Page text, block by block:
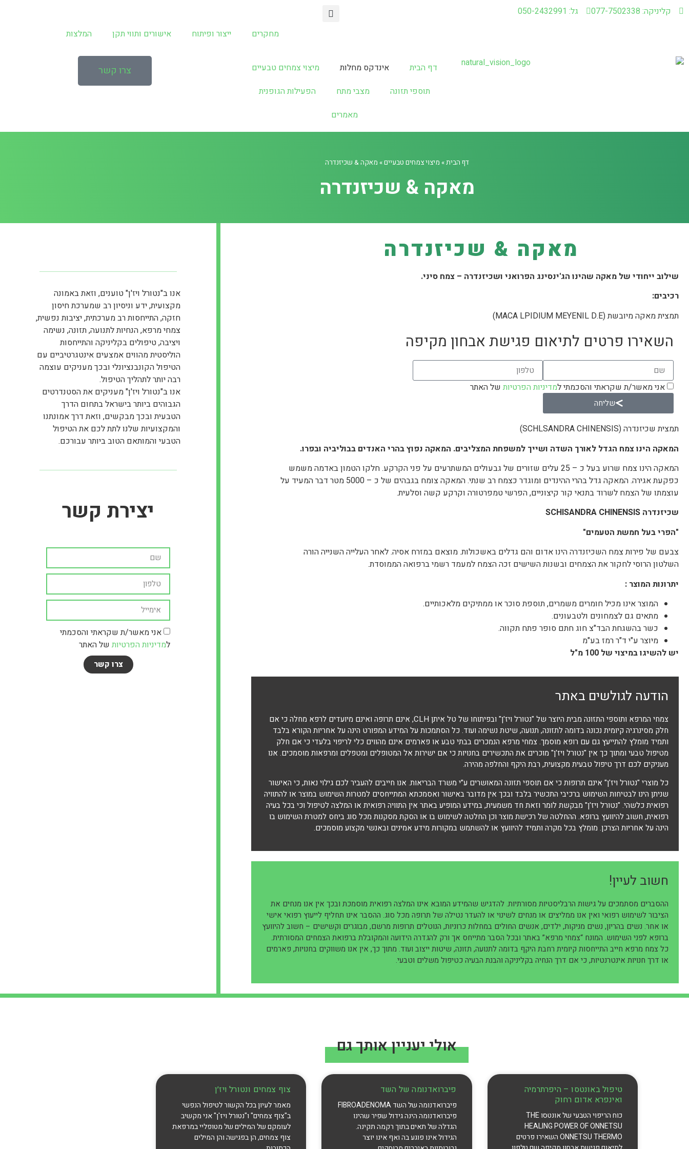
קליניקה: 077-7502338
גל: 050-2432991
מחקרים
ייצור ופיתוח אישורים ותווי תקן המלצות
דף הבית אינדקס מחלות
מיצוי צמחים טבעיים
תוספי תזונה
מצבי מתח
הפעילות הגופנית
מאמרים
צרו קשר
דף הבית» מיצוי צמחים טבעיים» מאקה & שכיזנדרה
מאקה & שכיזנדרה
מאקה & שכיזנדרה
שילוב ייחודי של מאקה שהינו הג'ינסינג הפרואני ושכיזנדרה – צמח סיני.
רכיבים:
תמצית מאקה מיובשת (MACA LPIDIUM MEYENIL D.E)
השאירו פרטים לתיאום פגישת אבחון מקיפה
אני מאשר/ת שקראתי והסכמתי למדיניות הפרטיות של האתר
שליחה
תמצית שכיזנדרה (SCHLSANDRA CHINENSIS)
המאקה הינו צמח הגדל לאורך השדה ושייך למשפחת המצליבים. המאקה נפוץ בהרי האנדים בבוליביה ובפרו.
המאקה הינו צמח שרוע בעל כ – 25 עלים שזורים של גבעולים המשתרעים על פני הקרקע. חלקו הטמון באדמה משמש
כפקעת אגירה. המאקה גדל בהרי ההינדים ומוגדר כצמח רב שנתי. המאקה צומח בגבהים של כ – 5000 מטר דבר המעיד על
עוצמתו של הצמח לשרוד בתנאי קור קיצוניים, הפרשי טמפרטורה וקרקע קשה וסלעית.
שכיזנדרה SCHISANDRA CHINENSIS
"הפרי בעל חמשת הטעמים"
צבעם של פירות צמח השכיזנדרה הינו אדום והם גדלים באשכולות. מוצאם במזרח אסיה. לאחר העלייה השנייה הורה
השלטון הרוסי לחקור את הצמחים ובשנות השישים זכה הצמח למעמד רשמי ברפואה הממוסדת.
יתרונות המוצר :
המוצר אינו מכיל חומרים משמרים, תוספת סוכר או ממתיקים מלאכותיים.
מתאים גם לצמחונים ולטבעונים.
כשר בהשגחת הבד"צ חוג חתם סופר פתח תקווה.
מיוצר ע"י ד"ר רמז בע"מ
יש להשיגובמיצוי של 100 מ"ל
הודעה לגולשים באתר
צמחי המרפא ותוספי התזונה מבית היוצר של "נטורל ויז'ן" ובפיתוחו של טל איתן CLH, אינם תרופה ואינם מיועדים לרפא מחלה כי אם
חלק מסינרגיה קיומית נכונה בדומה לתזונה, תנועה, שיטת נשימה ועוד. כל הסתמכות על המידע המפורט הינה על אחריות הקורא בלבד
ותמיד מומלץ להתייעץ גם עם רופא מוסמך. צמחי מרפא הנמכרים בבתי טבע או פארמים אינם מהווים כלי לריפוי בלעדי כי אם חלק
מטיפול טבעי ומתוך כך אין "נטורל ויז'ן" מוכרים את התכשירים בחנויות כי אם ישירות אל המטופלים ומטפלים ומרפאות מוסמכים. אנו
מעניקים לכם דרך טיפול טבעית מקצועית, רבת היקף והחלפה מהירה.
כל מוצרי "נטורל ויז'ן" אינם תרופות כי אם תוספי תזונה המאושרים ע”י משרד הבריאות. אנו חייבים להעביר לכם גילוי נאות, כי האישור
שניתן הינו לבטיחות השימוש ברכיבי התכשיר בלבד ובכך אין מדובר באישור ואסמכתא המתייחסים למטרות השימוש במוצר או להתוויה
רפואית כלשהי. "נטורל ויז'ן" מבקשת לומר וזאת חד משמעית, במידע המופיע באתר אין התוויה רפואית או המלצה לטיפול וכי בכל בעיה
רפואית, חשוב להיוועץ ברופא. ההחלטה של רכישת מוצר וכן החלטה לשימוש בו או הסקת מסקנות מכל סוג ביחס למטרת השימוש בו
הינה על אחריות הצרכן. מומלץ בכל מקרה ותמיד להיוועץ או להשתמש במקורות מידע אמינים ובאנשי מקצוע מוסמכים.
חשוב לעיין!
ההסברים מסתמכים על גישות הרבליסטיות מסורתיות. להדגיש שהמידע המובא אינו המלצה רפואית מוסמכת ובכך אין אנו מנחים את
הציבור לשימוש רפואי ואין אנו ממליצים או מנחים לשינוי או להעדר נטילה של תרופה מכל סוג. ההסבר אינו תחליף לייעוץ רפואי אישי
או אחר. נשים בהריון, נשים מניקות, ילדים, אנשים החולים במחלות כרוניות, הנוטלים תרופות מרשם, מבוגרים וקשישים – חשוב להיוועץ
ברופא לפני השימוש. המונח “צמחי מרפא” באתר ובכל הסבר מתייחס אך ורק להגדרה הידועה והמקובלת ברפואת הצמחים המסורתית.
כל צמח מרפא חייב התייחסות קיומית רחבת היקף בדומה לתנועה, תזונה, שיטות ייצוב ועוד. מתוך כך, אין אנו משווקים בחנויות, פארמים
או דרך חנויות אינטרנטיות, כי אם דרך הנחיה בקליניקה והבנת הבעיה כטיפול משלים וטבעי.
אנו ב"נטורל ויז'ן" טוענים, וזאת באמונה
מקצועית, ידע וניסיון רב שמערכת חיסון
חזקה, התייחסות רב מערכתית, יציבות נפשית,
צמחי מרפא, הנחיות לתנועה, תזונה, נשימה
ויציבה, טיפולים בקליניקה והתייחסות
הוליסטית מהווים אמצעים אינטגרטיביים עם
הטיפול הקונבנציונלי ובכך מעניקים עוצמה
רבה יותר לתהליך הטיפול.
אנו ב"נטורל ויז'ן" מעניקים את הסטנדרטים
הגבוהים ביותר בישראל בתחום הדרך
הטבעית ובכך מבקשים, וזאת דרך אמונתנו
והמקצועיות שלנו לתת לכם את הטיפול
הטבעי והמותאם הטוב ביותר עבורכם.
יצירת קשר
אני מאשר/ת שקראתי והסכמתי
למדיניות הפרטיותשל האתר
צרו קשר
אולי יעניין אותך גם
טיפול באונטסו – היפרתרמיה
ואינפרא אדום רחוק
כוח הריפוי הטבעי של אונטסו THE
HEALING POWER OF ONNETSU
ONNETSU THERMO השאירו פרטים
פיברואדנומה של השד
פיברואדנומה של השד FIBROADENOMA
פיברואדנומה הינה גידול שפיר שהינו
הגדלה של תאים בתוך רקמה תקינה.
הגידול אינו פוגע בה ואף אינו יוצר
צוף צמחים ונטורל ויז׳ן
מאמר לעיון בכל הקשור לטיפול הנפשי
ב"צוף צמחים" ו"נטורל ויז'ן" אני מקשיב
לעומקם של המילים של מטופליי במרפאת
צוף צמחים, הן בפגישה והן המילים